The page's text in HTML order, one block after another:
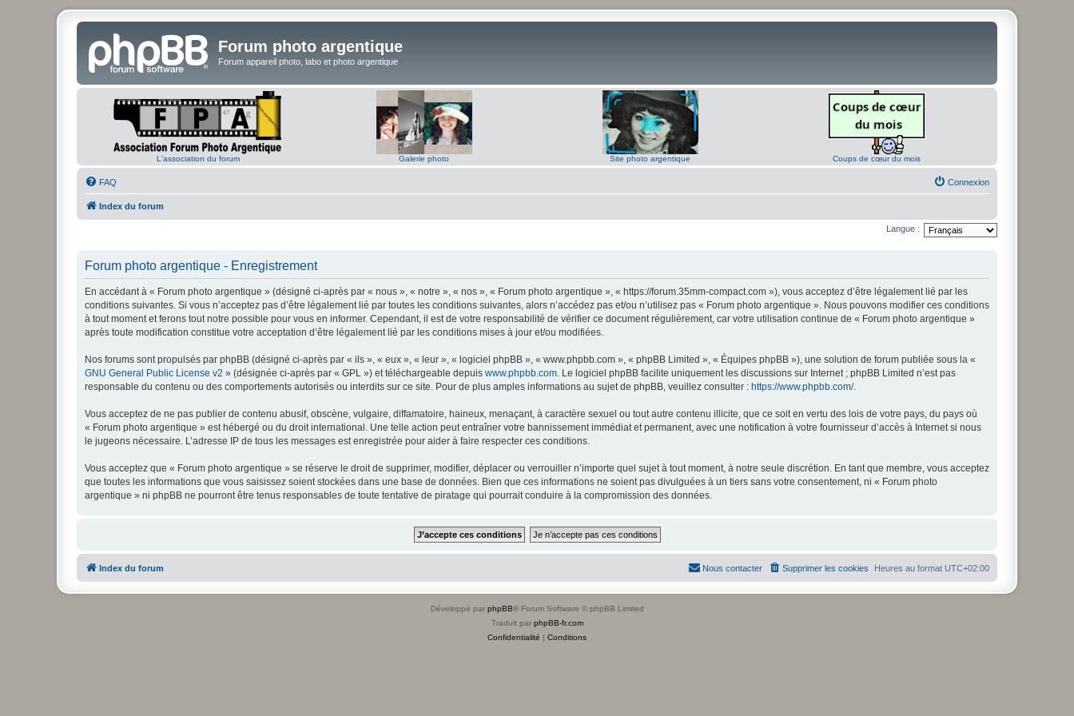
Forum photo argentique
Forum appareil photo, labo et photo argentique
L'association du forum Galerie photo Site photo argentique Coups de cœur du mois
FAQ Connexion
Index du forum
Langue :
Forum photo argentique - Enregistrement
En accédant à « Forum photo argentique » (désigné ci-après par « nous », « notre », « nos », « Forum photo argentique », « https://forum.35mm-compact.com »), vous acceptez d’être légalement lié par les
conditions suivantes. Si vous n’acceptez pas d’être légalement lié par toutes les conditions suivantes, alors n’accédez pas et/ou n’utilisez pas « Forum photo argentique ». Nous pouvons modifier ces conditions
à tout moment et ferons tout notre possible pour vous en informer. Cependant, il est de votre responsabilité de vérifier ce document régulièrement, car votre utilisation continue de « Forum photo argentique »
après toute modification constitue votre acceptation d’être légalement lié par les conditions mises à jour et/ou modifiées.
Nos forums sont propulsés par phpBB (désigné ci-après par « ils », « eux », « leur », « logiciel phpBB », « www.phpbb.com », « phpBB Limited », « Équipes phpBB »), une solution de forum publiée sous la «
GNU General Public License v2 » (désignée ci-après par « GPL ») et téléchargeable depuis www.phpbb.com. Le logiciel phpBB facilite uniquement les discussions sur Internet ; phpBB Limited n’est pas
responsable du contenu ou des comportements autorisés ou interdits sur ce site. Pour de plus amples informations au sujet de phpBB, veuillez consulter : https://www.phpbb.com/.
Vous acceptez de ne pas publier de contenu abusif, obscène, vulgaire, diffamatoire, haineux, menaçant, à caractère sexuel ou tout autre contenu illicite, que ce soit en vertu des lois de votre pays, du pays où
« Forum photo argentique » est hébergé ou du droit international. Une telle action peut entraîner votre bannissement immédiat et permanent, avec une notification à votre fournisseur d’accès à Internet si nous
le jugeons nécessaire. L’adresse IP de tous les messages est enregistrée pour aider à faire respecter ces conditions.
Vous acceptez que « Forum photo argentique » se réserve le droit de supprimer, modifier, déplacer ou verrouiller n’importe quel sujet à tout moment, à notre seule discrétion. En tant que membre, vous acceptez
que toutes les informations que vous saisissez soient stockées dans une base de données. Bien que ces informations ne soient pas divulguées à un tiers sans votre consentement, ni « Forum photo
argentique » ni phpBB ne pourront être tenus responsables de toute tentative de piratage qui pourrait conduire à la compromission des données.
Index du forum Heures au format UTC+02:00
Supprimer les cookies
Nous contacter
Développé par phpBB® Forum Software © phpBB Limited
Traduit par phpBB-fr.com
Confidentialité | Conditions